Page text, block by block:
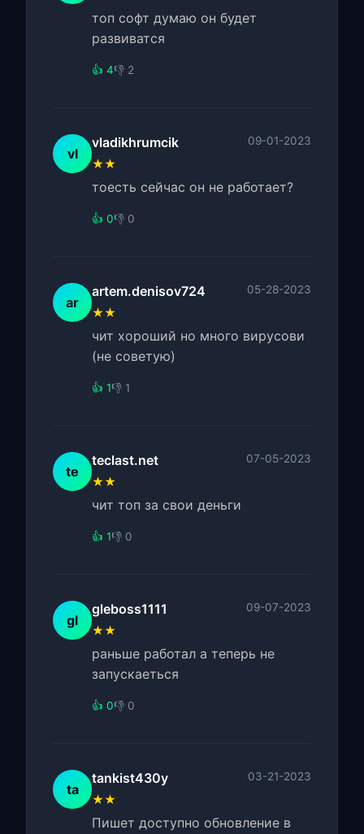
топ софт думаю он будет
развиватся
👍 4👎 2
vl
vladikhrumcik 09-01-2023
★★
тоесть сейчас он не работает?
👍 0👎 0
ar
artem.denisov724 05-28-2023
★★
чит хороший но много вирусови
(не советую)
👍 1👎 1
te
teclast.net 07-05-2023
★★
чит топ за свои деньги
👍 1👎 0
gl
gleboss1111 09-07-2023
★★
раньше работал а теперь не
запускаеться
👍 0👎 0
ta
tankist430y 03-21-2023
★★
Пишет доступно обновление в